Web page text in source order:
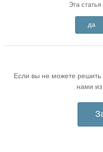
Эта
да
Если вы не можете решить
нами